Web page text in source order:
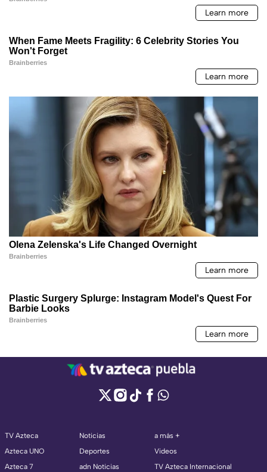
TV Azteca
Azteca UNO
Azteca 7
Noticias
Deportes
adn Noticias
a más +
Videos
TV Azteca Internacional